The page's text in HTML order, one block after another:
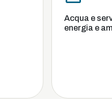
Acqua e
energia e